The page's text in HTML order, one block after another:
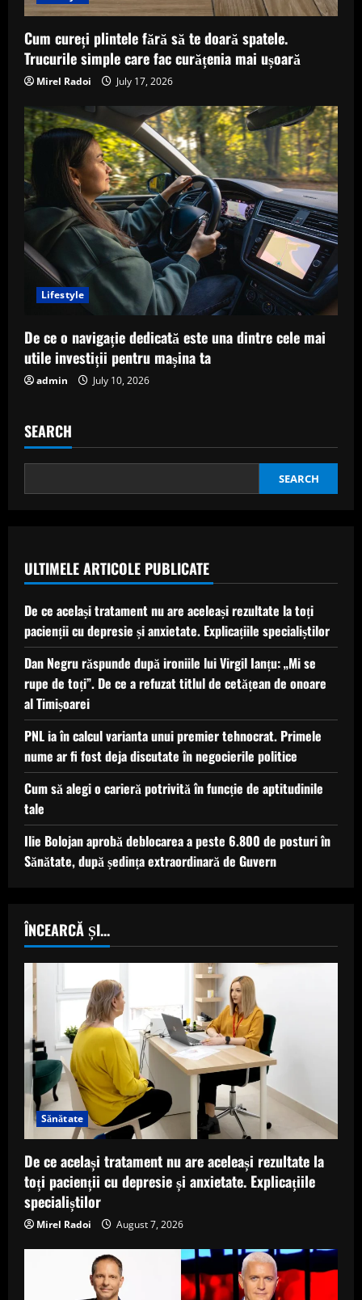
Cum cureți plintele fără să te doară spatele.
Trucurile simple care fac curățenia mai ușoară
Mirel Radoi July 17, 2026
Lifestyle
De ce o navigație dedicată este una dintre cele mai
utile investiții pentru mașina ta
admin July 10, 2026
SEARCH
SEARCH
ULTIMELE ARTICOLE PUBLICATE
De ce același tratament nu are aceleași rezultate la toți
pacienții cu depresie și anxietate. Explicațiile specialiștilor
Dan Negru răspunde după ironiile lui Virgil Ianțu: „Mi se
rupe de toți”. De ce a refuzat titlul de cetățean de onoare
al Timișoarei
PNL ia în calcul varianta unui premier tehnocrat. Primele
nume ar fi fost deja discutate în negocierile politice
Cum să alegi o carieră potrivită în funcție de aptitudinile
tale
Ilie Bolojan aprobă deblocarea a peste 6.800 de posturi în
Sănătate, după ședința extraordinară de Guvern
ÎNCEARCĂ ȘI...
Sănătate
De ce același tratament nu are aceleași rezultate la
toți pacienții cu depresie și anxietate. Explicațiile
specialiștilor
Mirel Radoi August 7, 2026